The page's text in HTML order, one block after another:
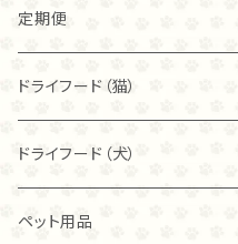
で、そのまま
ポストで送料
ら、高齢で
もおすすめです！ ・与え方 このままおやつと
ドのトッピン
猫ちゃんは、
リーズドライ
40ｇ
40ｇ
80ｇ
カンガルー
40ｇ
80ｇ
トライプ（ビーフ）
フィッシュ
カンガルー
定期便
フリーズドライ
麹ナチュラルチキン（80ｇ）
麹ナチュラルチキン（40ｇ）
麹ナチュラルチキン
麹ナチュラルカンガルー
ドライフード（猫）
ブリスミックス
チキン
アレヴァ
ドライフード（犬）
アカナ
ペット用品